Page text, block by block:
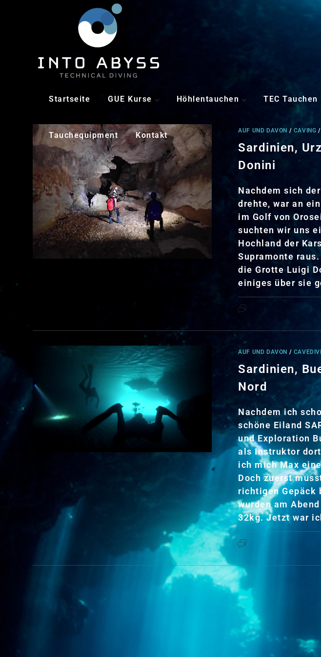
Startseite GUE Kurse Höhlentauchen TEC Tauchen
Tauchequipment Kontakt
Stalakmiten
AUF UND DAVON / CAVING
Sardinien,
Donini
Nachdem sich
drehte, war an
im Golf von
suchten wir uns
Hochland der
Supramonte
die Grotte Luigi
einiges über sie
AUF UND DAVON /
Sardinien,
Nord
Nachdem ich
schöne Eiland
und Exploration
als Instruktor
ich mich Max
Doch zuerst
richtigen Gepäck
wurden am
32kg. Jetzt war